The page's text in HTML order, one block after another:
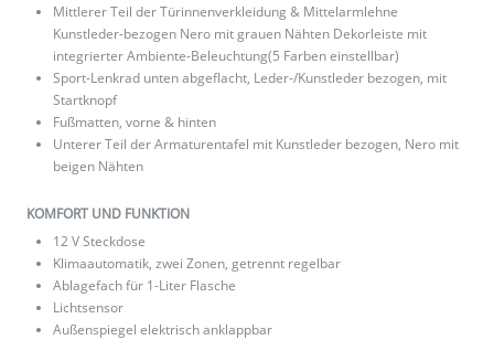
Mittlerer Teil der Türinnenverkleidung & Mittelarmlehne
Kunstleder-bezogen Nero mit grauen Nähten Dekorleiste mit
integrierter Ambiente-Beleuchtung(5 Farben einstellbar)
Sport-Lenkrad unten abgeflacht, Leder-/Kunstleder bezogen, mit
Startknopf
Fußmatten, vorne & hinten
Unterer Teil der Armaturentafel mit Kunstleder bezogen, Nero mit
beigen Nähten
KOMFORT UND FUNKTION
12 V Steckdose
Klimaautomatik, zwei Zonen, getrennt regelbar
Ablagefach für 1-Liter Flasche
Lichtsensor
Außenspiegel elektrisch anklappbar